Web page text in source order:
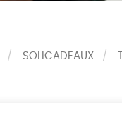
SOLICADEAUX